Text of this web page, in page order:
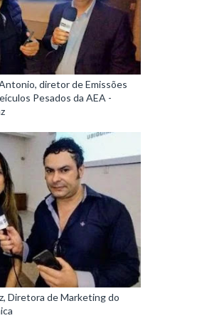
diretor de Emissões
Pesados da AEA -
Diretora de Marketing do